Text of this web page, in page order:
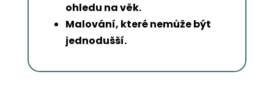
ohledu na věk.
Malování, které nemůže být
jednodušší.